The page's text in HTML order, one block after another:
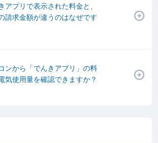
アプリで表示された料金と、
請求金額が違うのはなぜです
ンから「でんきアプリ」の料
気使用量を確認できますか？